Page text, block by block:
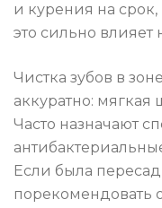
и курения на
это сильно влияет
Чистка зубов в
аккуратно: мягкая
Часто назначают
Если была
порекомендовать